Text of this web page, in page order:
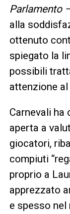
Parlamento
alla
ottenuto
spiegato la
possibili
attenzione
Carnevali
aperta a
giocatori,
compiuti
proprio a
apprezzato
e spesso nel